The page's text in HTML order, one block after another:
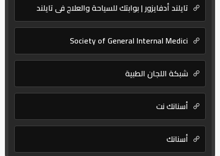
تايلند أدفايزور | بوابتك للسياحة والعلاج في تايلند
Society of General Internal Medici
شبكة اللجان الطبية
أسنانك نت
أسنانك